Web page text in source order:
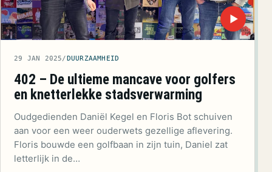
▶
29 JAN 2025/ DUURZAAMHEID
402 – De ultieme mancave voor golfers
en knetterlekke stadsverwarming
Oudgedienden Daniël Kegel en Floris Bot schuiven
aan voor een weer ouderwets gezellige aflevering.
Floris bouwde een golfbaan in zijn tuin, Daniel zat
letterlijk in de…